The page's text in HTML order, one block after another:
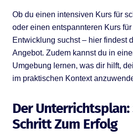
Ob du einen intensiven Kurs für
oder einen entspannteren Kurs
Entwicklung suchst – hier findest
Angebot. Zudem kannst du in
Umgebung lernen, was dir hilft,
im praktischen Kontext
Der
Schritt Zum Erfolg